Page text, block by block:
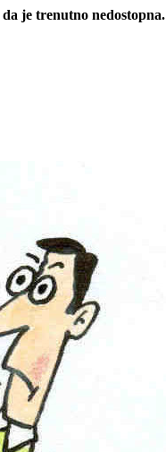
je trenutno nedostopna.